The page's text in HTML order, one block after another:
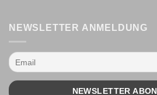
NEWSLETTER ANMELDUNG